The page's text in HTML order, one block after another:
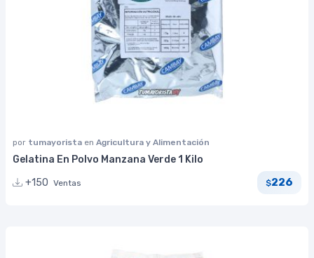
por tumayorista en Agricultura y Alimentación
Gelatina En Polvo Manzana Verde 1 Kilo
+150 Ventas $226